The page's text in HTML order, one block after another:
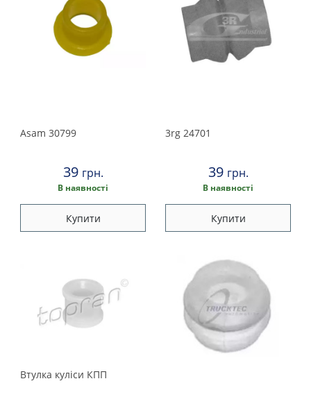
Asam 30799
39 грн.
В наявності
Купити
3rg 24701
39 грн.
В наявності
Купити
Втулка куліси КПП